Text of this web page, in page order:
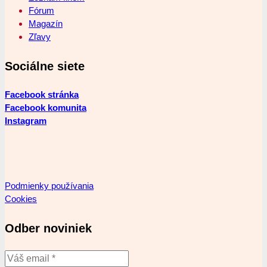
Fórum
Magazín
Zľavy
Sociálne siete
Facebook stránka
Facebook komunita
Instagram
Podmienky používania
Cookies
Odber noviniek